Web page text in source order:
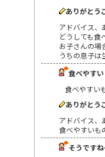
ありがとう
アドバイス、
どうしても食
お子さんの場
うちの息子は
食べやすい
食べやすい
ありがとう
アドバイス、
食べやすいも
そうです